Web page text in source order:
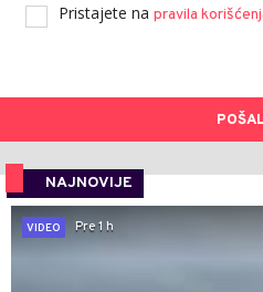
Pristajete na pravila
NAJNOVIJE
VIDEO
Pre 1 h